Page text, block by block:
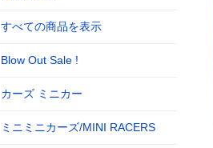
すべての商品を表示
Blow Out Sale !
カーズ ミニカー
ミニミニカーズ/MINI RACERS